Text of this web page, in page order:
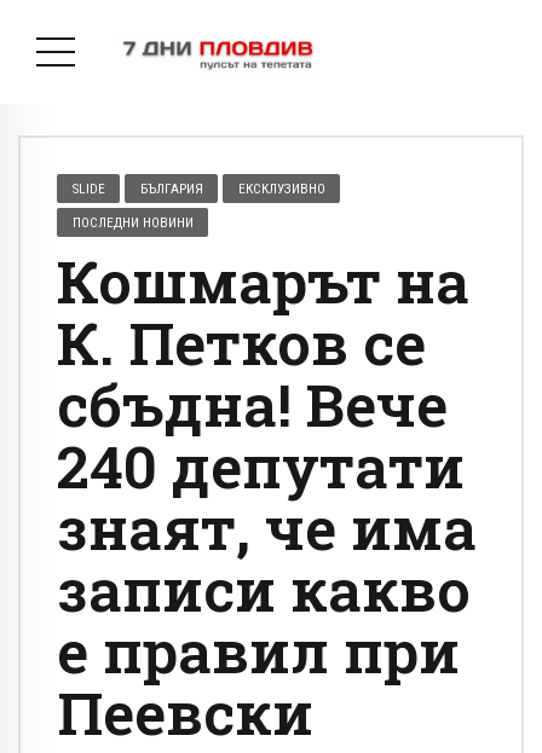
SLIDE БЪЛГАРИЯ ЕКСКЛУЗИВНО
ПОСЛЕДНИ НОВИНИ
Кошмарът на
К. Петков се
сбъдна! Вече
240 депутати
знаят, че има
записи какво
е правил при
Пеевски